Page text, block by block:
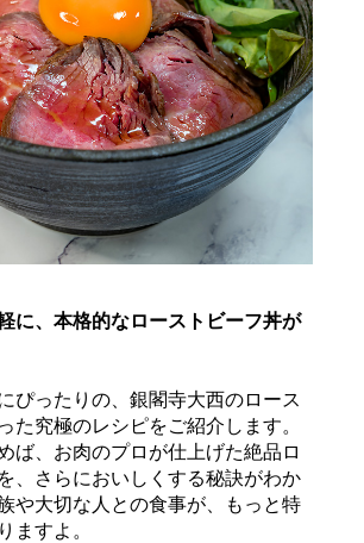
品）
バーグ
村沢牛 京丹波平井牛
千代幻豚 贈り物・ギフト
に、本格的なローストビーフ丼が
ぴったりの、銀閣寺大西のロース
た究極のレシピをご紹介します。
ば、お肉のプロが仕上げた絶品ロ
、さらにおいしくする秘訣がわか
や大切な人との食事が、もっと特
ますよ。